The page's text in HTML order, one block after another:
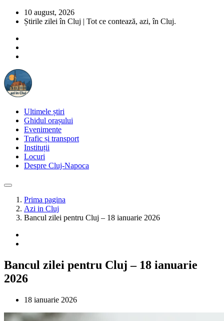
10 august, 2026
Știrile zilei în Cluj | Tot ce contează, azi, în Cluj.
Ultimele știri
Ghidul orașului
Evenimente
Trafic și transport
Instituții
Locuri
Despre Cluj-Napoca
Prima pagina
Azi in Cluj
Bancul zilei pentru Cluj – 18 ianuarie 2026
Bancul zilei pentru Cluj – 18 ianuarie
2026
18 ianuarie 2026